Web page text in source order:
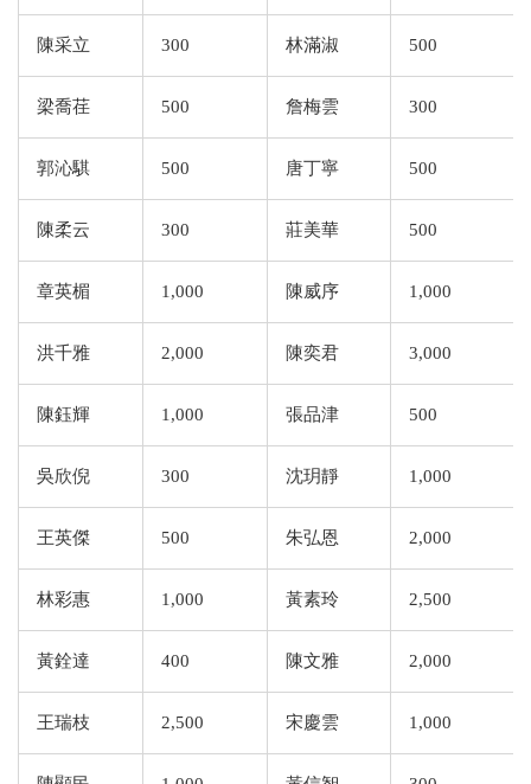
陳采立 300 林滿淑 500
梁喬荏 500 詹梅雲 300
郭沁騏 500 唐丁寧 500
陳柔云 300 莊美華 500
章英楣 1,000 陳威序 1,000
洪千雅 2,000 陳奕君 3,000
陳鈺輝 1,000 張品津 500
吳欣倪 300 沈玥靜 1,000
王英傑 500 朱弘恩 2,000
林彩惠 1,000 黃素玲 2,500
黃銓達 400 陳文雅 2,000
王瑞枝 2,500 宋慶雲 1,000